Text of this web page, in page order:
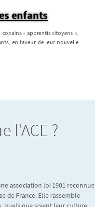
enfants
« apprentis citoyens »,
en faveur de leur nouvelle
l'ACE ?
association loi 1901 reconnue
de France. Elle rassemble